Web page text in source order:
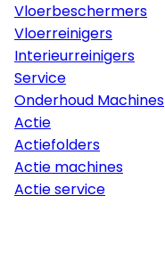
Vloerbeschermers
Vloerreinigers
Interieurreinigers
Service
Onderhoud Machines
Actie
Actiefolders
Actie machines
Actie service